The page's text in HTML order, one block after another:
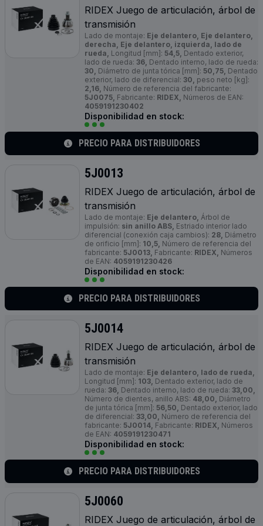
RIDEX Juego de articulación, árbol de
transmisión
Lado de montaje: Eje delantero, Eje delantero,
derecha, Eje delantero, izquierda, lado de
rueda, Longitud [mm]: 54,5, Dentado exterior,
lado de rueda: 36, Dentado interno, lado de rueda:
30, Diámetro de junta tórica [mm]: 50,75, Dentado
exterior, lado de diferencial: 30, peso neto [kg]:
2,16, Número de referencia del fabricante:
5J0075, Fabricante: RIDEX, Números de EAN:
4059191230402
Disponibilidad en stock:
PRECIO PARA DISTRIBUIDORES
5J0013
RIDEX Juego de articulación, árbol de
transmisión
Lado de montaje: Eje delantero, Árbol de
impulsión: sin anillo ABS, Estriado interior lado
diferencial (conexión caja cambios): 28, Diámetro
de orificio [mm]: 10,5, Número de referencia del
fabricante: 5J0013, Fabricante: RIDEX, Números
de EAN: 4059191230426
Disponibilidad en stock:
PRECIO PARA DISTRIBUIDORES
5J0014
RIDEX Juego de articulación, árbol de
transmisión
Lado de montaje: Eje delantero, lado de rueda,
Longitud [mm]: 103, Dentado exterior, lado de
rueda: 36, Dentado interno, lado de rueda: 33,00,
Número de dientes, anillo ABS: 48,00, Diámetro
de junta tórica [mm]: 56,50, Dentado exterior, lado
de diferencial: 33,00, Número de referencia del
fabricante: 5J0014, Fabricante: RIDEX, Números
de EAN: 4059191230471
Disponibilidad en stock:
PRECIO PARA DISTRIBUIDORES
5J0060
RIDEX Juego de articulación, árbol de